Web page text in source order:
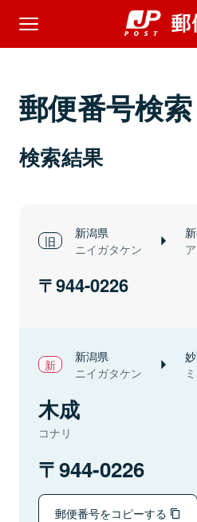
郵便番号検索
検索結果
新潟県
ニイガタケン
944-0226
新潟県
ニイガタケン
木成
コナリ
944-0226
郵便番号をコピーする